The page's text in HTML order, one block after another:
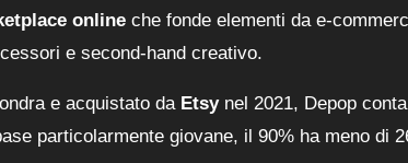
online che fonde elementi da e-
e second-hand creativo.
e acquistato da Etsy nel 2021, Depop
particolarmente giovane, il 90% ha meno di